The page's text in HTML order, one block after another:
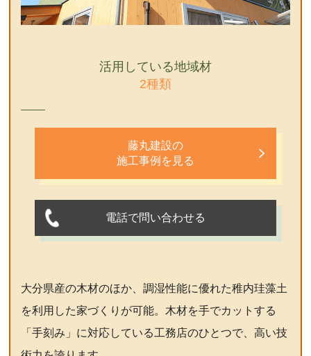
活用している地域材
2種類
藤丸建設の
施工事例を見る
電話で問い合わせる
大分県産の木材のほか、調湿性能に優れた稚内珪藻土
を利用した家づくりが可能。木材を手でカットする
「手刻み」に対応している工務店のひとつで、高い技